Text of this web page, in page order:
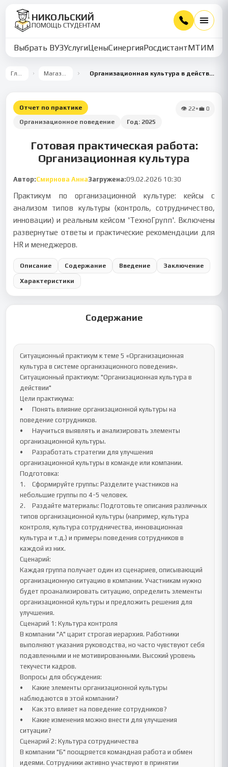
НИКОЛЬСКИЙ
ПОМОЩЬ СТУДЕНТАМ
Выбрать ВУЗУслугиЦеныСинергияРосдистантМТИММУ
Главная Магазин работ Организационная культура в действии: практикум по организационному поведению
Отчет по практике
Организационное поведение
Год: 2025
👁 22•💼 0
Готовая практическая работа:
Организационная культура
Автор:Смирнова АннаЗагружена:09.02.2026 10:30
Практикум по организационной культуре: кейсы с
анализом типов культуры (контроль, сотрудничество,
инновации) и реальным кейсом 'ТехноГрупп'. Включены
развернутые ответы и практические рекомендации для
HR и менеджеров.
Описание Содержание Введение Заключение
Характеристики
Содержание
Ситуационный практикум к теме 5 «Организационная
культура в системе организационного поведения».
Ситуационный практикум: "Организационная культура в
действии"
Цели практикума:
•	Понять влияние организационной культуры на
поведение сотрудников.
•	Научиться выявлять и анализировать элементы
организационной культуры.
•	Разработать стратегии для улучшения
организационной культуры в команде или компании.
Подготовка:
1.	Сформируйте группы: Разделите участников на
небольшие группы по 4-5 человек.
2.	Раздайте материалы: Подготовьте описания различных
типов организационной культуры (например, культура
контроля, культура сотрудничества, инновационная
культура и т.д.) и примеры поведения сотрудников в
каждой из них.
Сценарий:
Каждая группа получает один из сценариев, описывающий
организационную ситуацию в компании. Участникам нужно
будет проанализировать ситуацию, определить элементы
организационной культуры и предложить решения для
улучшения.
Сценарий 1: Культура контроля
В компании "А" царит строгая иерархия. Работники
выполняют указания руководства, но часто чувствуют себя
подавленными и не мотивированными. Высокий уровень
текучести кадров.
Вопросы для обсуждения:
•	Какие элементы организационной культуры
наблюдаются в этой компании?
•	Как это влияет на поведение сотрудников?
•	Какие изменения можно внести для улучшения
ситуации?
Сценарий 2: Культура сотрудничества
В компании "Б" поощряется командная работа и обмен
идеями. Сотрудники активно участвуют в принятии